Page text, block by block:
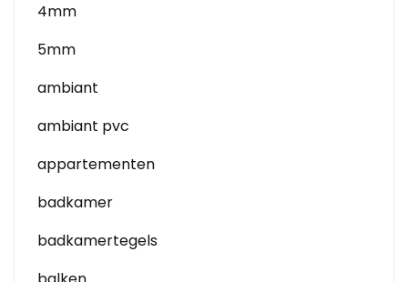
4mm
5mm
ambiant
ambiant pvc
appartementen
badkamer
badkamertegels